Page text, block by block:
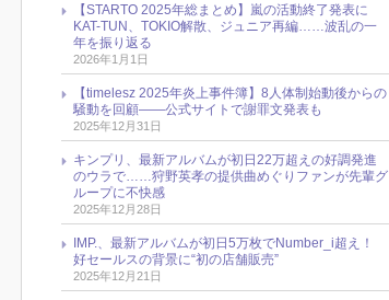
【STARTO 2025年総まとめ】嵐の活動終了発表に
KAT-TUN、TOKIO解散、ジュニア再編……波乱の一
年を振り返る
2026年1月1日
【timelesz 2025年炎上事件簿】8人体制始動後からの
騒動を回顧――公式サイトで謝罪文発表も
2025年12月31日
キンプリ、最新アルバムが初日22万超えの好調発進
のウラで……狩野英孝の提供曲めぐりファンが先輩グ
ループに不快感
2025年12月28日
IMP.、最新アルバムが初日5万枚でNumber_i超え！
好セールスの背景に“初の店舗販売”
2025年12月21日